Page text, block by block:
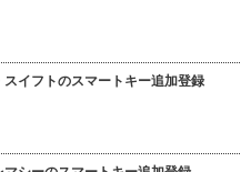
イフトのスマートキー追加登録